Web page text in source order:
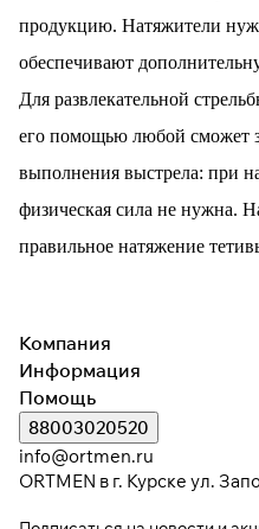
продукцию. Натяжители
обеспечивают
Для развлекательной
его помощью любой сможет
выполнения выстрела: при
физическая сила не нужна.
правильное натяжение
Компания
Информация
Помощь
88003020520
info@ortmen.ru
ORTMEN в г. Курске ул.